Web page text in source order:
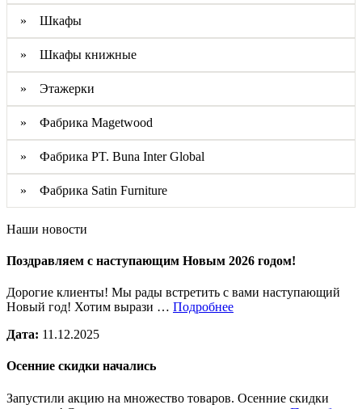
» Шкафы
» Шкафы книжные
» Этажерки
» Фабрика Magetwood
» Фабрика PT. Buna Inter Global
» Фабрика Satin Furniture
Наши новости
Поздравляем с наступающим Новым 2026 годом!
Дорогие клиенты! Мы рады встретить с вами наступающий
Новый год! Хотим вырази … Подробнее
Дата: 11.12.2025
Осенние скидки начались
Запустили акцию на множество товаров. Осенние скидки